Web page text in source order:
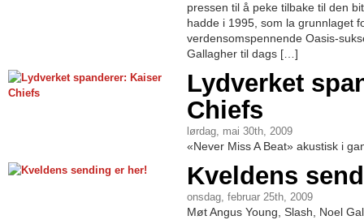
pressen til å peke tilbake til den
hadde i 1995, som la grunnlaget
verdensomspennende Oasis-
Gallagher til dags […]
Lydverket
Chiefs
lørdag, mai 30th, 2009
«Never Miss A Beat» akustisk i
Kveldens
onsdag, februar 25th, 2009
Møt Angus Young, Slash, Noel